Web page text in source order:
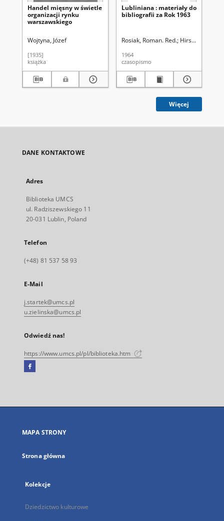
Handel mięsny w świetle
organizacji rynku
warszawskiego
Wojtyna, Józef
[1935]
książka
Lubliniana : materiały do
bibliografii za Rok 1963
Rosiak, Roman. Red. Hirsz, Zbigniew
1964
czasopismo
Więcej
DANE KONTAKTOWE
Adres
Biblioteka UMCS
ul. Radziszewskiego 11
20-031 Lublin, Poland
Telefon
(+48) 81 537 58 93
E-Mail
j.startek@umcs.pl
u.zielinska@umcs.pl
Odwiedź nas!
https://www.umcs.pl/pl/biblioteka.htm
Facebook
się
karcie
MAPA STRONY
Strona główna
Kolekcje
Dziedzictwo kulturowe